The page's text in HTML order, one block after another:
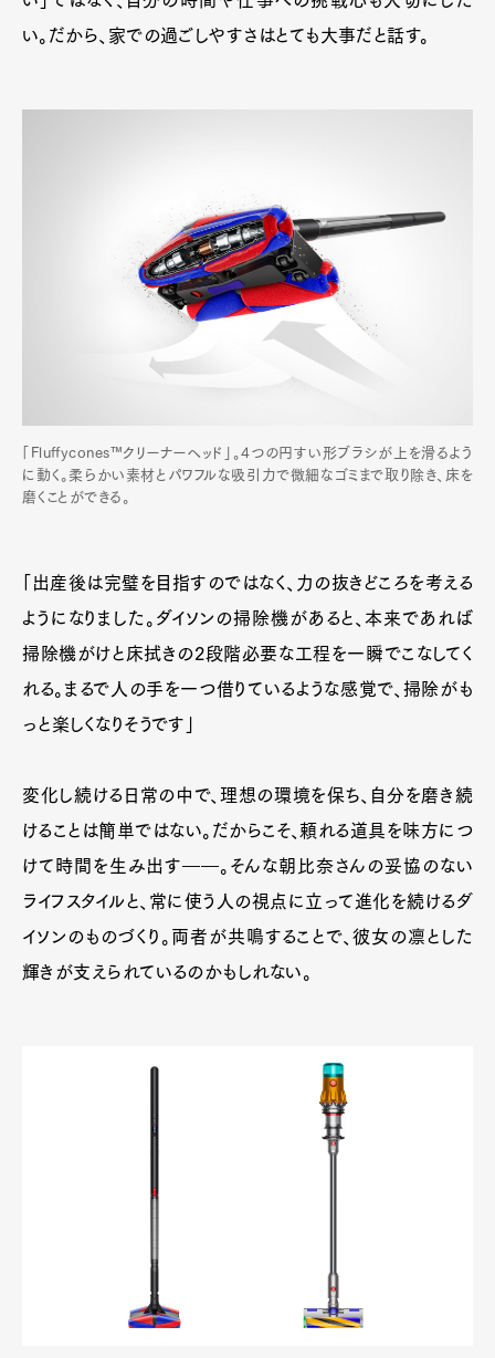
い。だから、家での過ごしやすさはとても大事だと話す。
「Fluffycones™クリーナーヘッド」。4つの円すい形ブラシが上を滑るよう
に動く。柔らかい素材とパワフルな吸引力で微細なゴミまで取り除き、床を
磨くことができる。
「出産後は完璧を目指すのではなく、力の抜きどころを考える
ようになりました。ダイソンの掃除機があると、本来であれば
掃除機がけと床拭きの2段階必要な工程を一瞬でこなしてく
れる。まるで人の手を一つ借りているような感覚で、掃除がも
っと楽しくなりそうです」
変化し続ける日常の中で、理想の環境を保ち、自分を磨き続
けることは簡単ではない。だからこそ、頼れる道具を味方につ
けて時間を生み出す――。そんな朝比奈さんの妥協のない
ライフスタイルと、常に使う人の視点に立って進化を続けるダ
イソンのものづくり。両者が共鳴することで、彼女の凛とした
輝きが支えられているのかもしれない。